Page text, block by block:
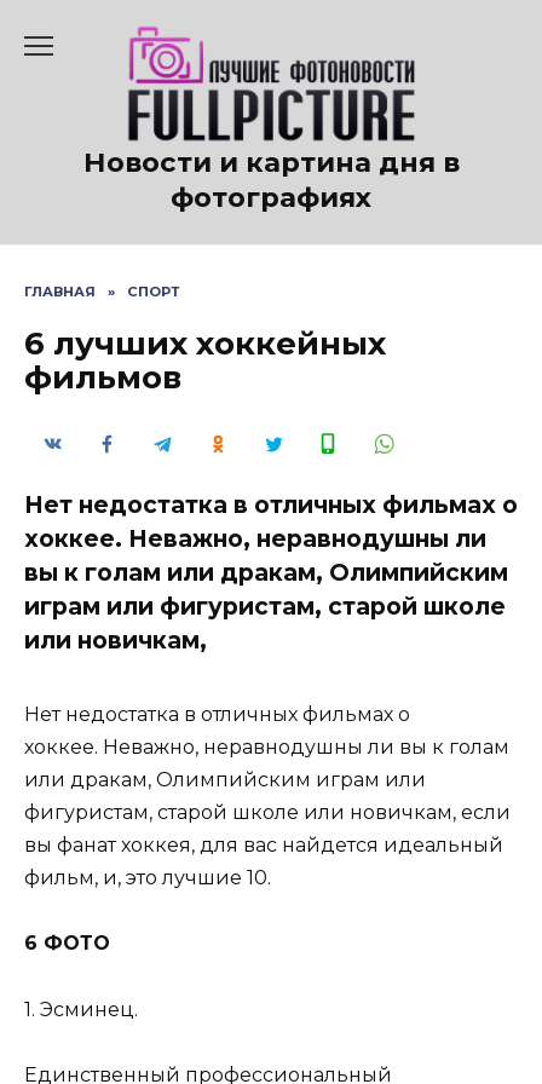
содержанию
Новости и картина дня в
фотографиях
ГЛАВНАЯ » СПОРТ
6 лучших хоккейных
фильмов
Нет недостатка в отличных фильмах о
хоккее. Неважно, неравнодушны ли
вы к голам или дракам, Олимпийским
играм или фигуристам, старой школе
или новичкам,
Нет недостатка в отличных фильмах о
хоккее. Неважно, неравнодушны ли вы к голам
или дракам, Олимпийским играм или
фигуристам, старой школе или новичкам, если
вы фанат хоккея, для вас найдется идеальный
фильм, и, это лучшие 10.
6 ФОТО
1. Эсминец.
Единственный профессиональный